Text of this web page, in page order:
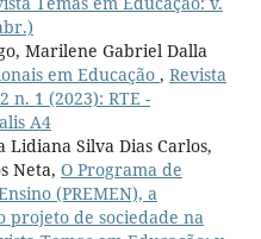
Marilene Gabriel Dalla
em Educação , Revista
n. 1 (2023): RTE -
A4
Silva Dias Carlos,
Neta, O Programa de
(PREMEN), a
projeto de sociedade na